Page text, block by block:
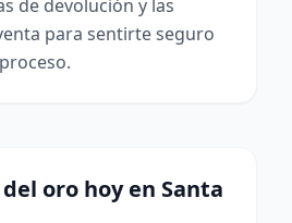
de devolución y las
para sentirte seguro
oro hoy en Santa